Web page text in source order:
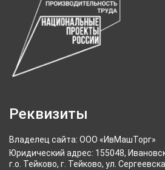
Реквизиты
Владелец сайта: ООО «ИвМашТорг»
Юридический адрес: 155048,
г.о. Тейково, г. Тейково, ул.